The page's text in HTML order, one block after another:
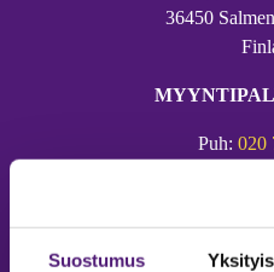
Suostumus
36450
Puh: 020